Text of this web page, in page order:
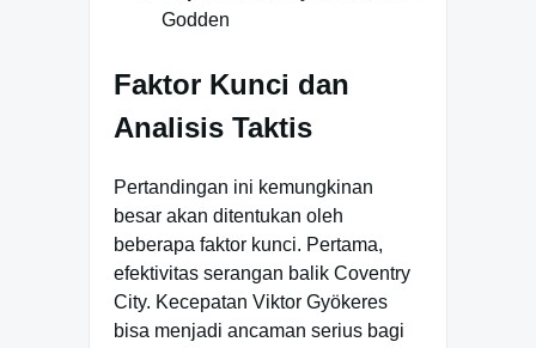
Godden
Faktor Kunci dan
Analisis Taktis
Pertandingan ini kemungkinan
besar akan ditentukan oleh
beberapa faktor kunci. Pertama,
efektivitas serangan balik Coventry
City. Kecepatan Viktor Gyökeres
bisa menjadi ancaman serius bagi